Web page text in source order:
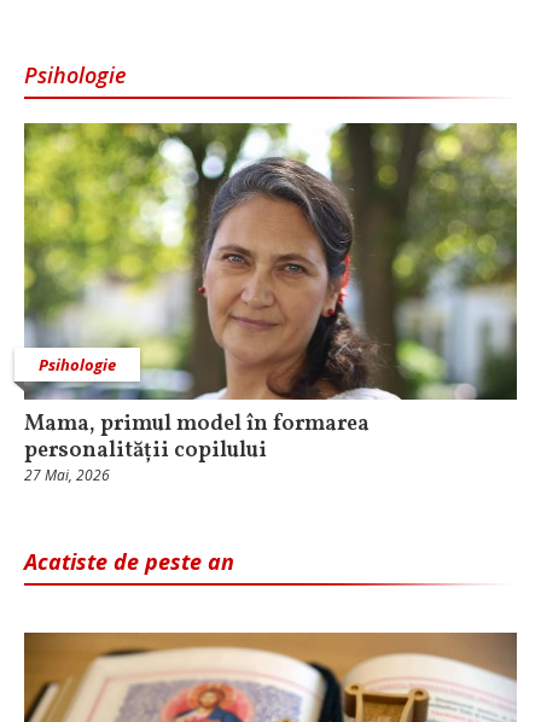
Psihologie
Psihologie
Mama, primul model în formarea
personalității copilului
27 Mai, 2026
Acatiste de peste an